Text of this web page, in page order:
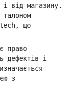
і від магазину.
талоном
що
право
дефектів і
з